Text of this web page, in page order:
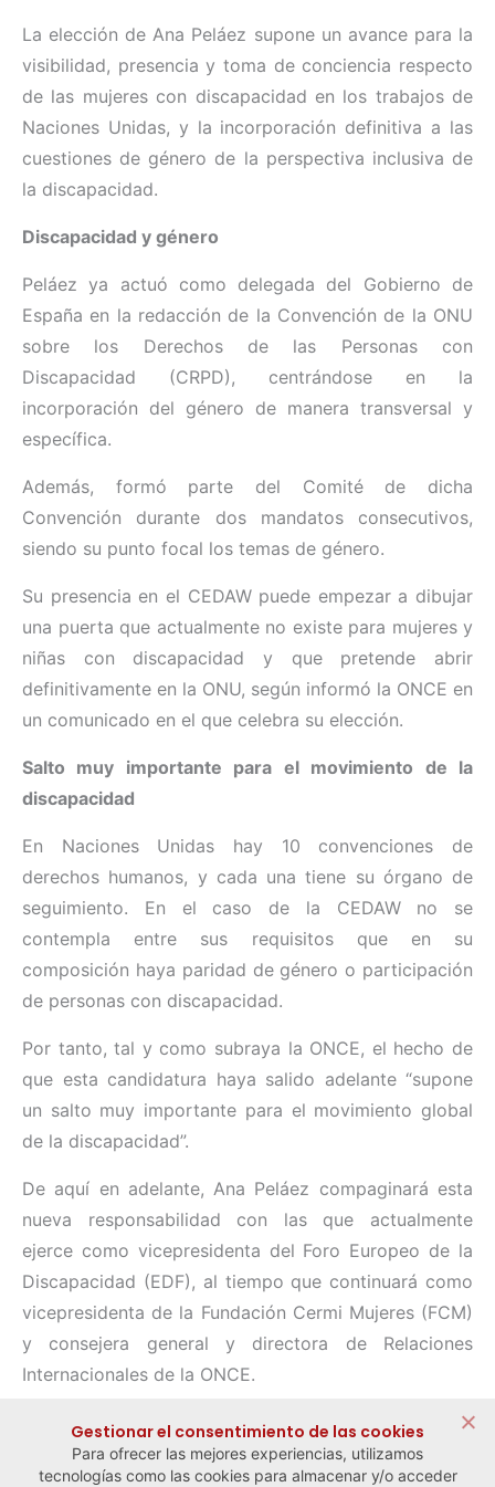
La elección de Ana Peláez supone un avance para la
visibilidad, presencia y toma de conciencia respecto
de las mujeres con discapacidad en los trabajos de
Naciones Unidas, y la incorporación definitiva a las
cuestiones de género de la perspectiva inclusiva de
la discapacidad.
Discapacidad y género
Peláez ya actuó como delegada del Gobierno de
España en la redacción de la Convención de la ONU
sobre los Derechos de las Personas con
Discapacidad (CRPD), centrándose en la
incorporación del género de manera transversal y
específica.
Además, formó parte del Comité de dicha
Convención durante dos mandatos consecutivos,
siendo su punto focal los temas de género.
Su presencia en el CEDAW puede empezar a dibujar
una puerta que actualmente no existe para mujeres y
niñas con discapacidad y que pretende abrir
definitivamente en la ONU, según informó la ONCE en
un comunicado en el que celebra su elección.
Salto muy importante para el movimiento de la
discapacidad
En Naciones Unidas hay 10 convenciones de
derechos humanos, y cada una tiene su órgano de
seguimiento. En el caso de la CEDAW no se
contempla entre sus requisitos que en su
composición haya paridad de género o participación
de personas con discapacidad.
Por tanto, tal y como subraya la ONCE, el hecho de
que esta candidatura haya salido adelante “supone
un salto muy importante para el movimiento global
de la discapacidad”.
De aquí en adelante, Ana Peláez compaginará esta
nueva responsabilidad con las que actualmente
ejerce como vicepresidenta del Foro Europeo de la
Discapacidad (EDF), al tiempo que continuará como
vicepresidenta de la Fundación Cermi Mujeres (FCM)
y consejera general y directora de Relaciones
Internacionales de la ONCE.
Gestionar el consentimiento de las cookies
Para ofrecer las mejores experiencias, utilizamos
tecnologías como las cookies para almacenar y/o acceder